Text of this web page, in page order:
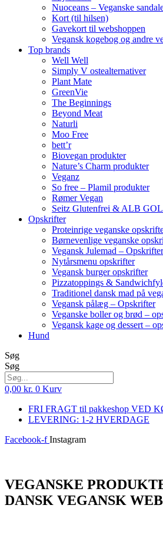
Nuoceans – Veganske
Kort (til hilsen)
Gavekort til webshoppen
Vegansk kogebog og andre
Top brands
Well Well
Simply V ostealternativer
Plant Mate
GreenVie
The Beginnings
Beyond Meat
Naturli
Moo Free
bett’r
Biovegan produkter
Nature’s Charm produkter
Veganz
So free – Plamil produkter
Rømer Vegan
Seitz Glutenfrei & ALB
Opskrifter
Proteinrige veganske
Børnevenlige veganske
Vegansk Julemad – Opskrifter
Nytårsmenu opskrifter
Vegansk burger opskrifter
Pizzatoppings &
Traditionel dansk mad på
Vegansk pålæg – Opskrifter
Veganske boller og brød –
Vegansk kage og dessert –
Hund
Søg
Søg
0,00 kr. 0 Kurv
FRI FRAGT til pakkeshop VED
LEVERING: 1-2 HVERDAGE
Facebook-f Instagram
VEGANSKE
DANSK VEGANSK